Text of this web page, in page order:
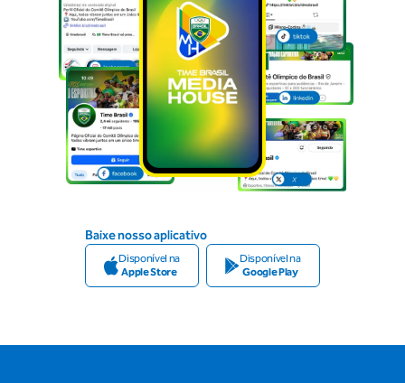
Baixe nosso aplicativo
Disponível na
Apple Store
Disponível na
Google Play